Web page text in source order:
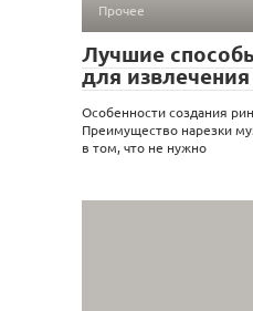
Прочее
Лучшие
для
Особенности создания
Преимущество нарезки
в том, что не нужно